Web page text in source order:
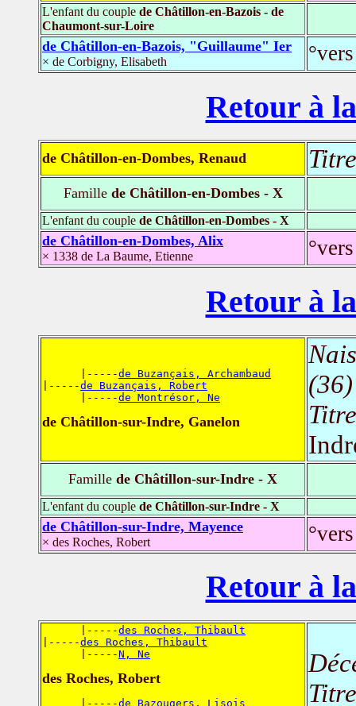
L'enfant du couple de Châtillon-en-Bazois - de
Chaumont-sur-Loire
de Châtillon-en-Bazois, "Guillaume" Ier
× de Corbigny, Elisabeth
Retour à
de Châtillon-en-Dombes, Renaud
Famillede Châtillon-en-Dombes - X
L'enfant du couple de Châtillon-en-Dombes - X
de Châtillon-en-Dombes, Alix
× 1338 de La Baume, Etienne
Retour à
      |-----
de Buzançais, Archambaud
|-----de Buzançais, Robert
      |-----
de Montrésor, Ne
de Châtillon-sur-Indre, Ganelon
(36)
Famille de Châtillon-sur-Indre - X
L'enfant du couple de Châtillon-sur-Indre - X
de Châtillon-sur-Indre, Mayence
× des Roches, Robert
Retour à
      |-----
des Roches, Thibault
|-----des Roches, Thibault
      |-----
N, Ne
des Roches, Robert
      |-----
de Bazougers, Lisois